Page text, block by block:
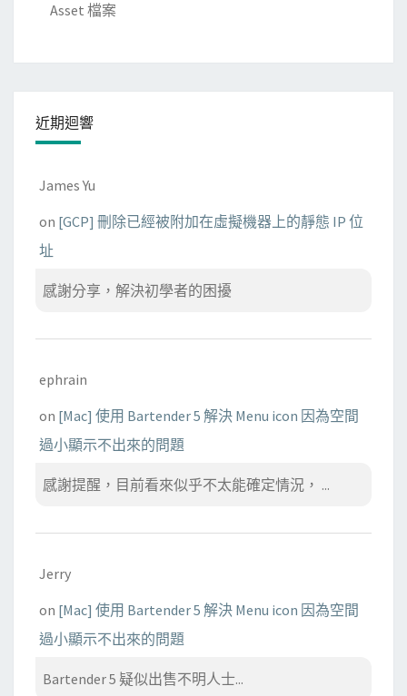
Asset 檔案
近期迴響
James Yu
on [GCP] 刪除已經被附加在虛擬機器上的靜態 IP 位
址
感謝分享，解決初學者的困擾
ephrain
on [Mac] 使用 Bartender 5 解決 Menu icon 因為空間
過小顯示不出來的問題
感謝提醒，目前看來似乎不太能確定情況， ...
Jerry
on [Mac] 使用 Bartender 5 解決 Menu icon 因為空間
過小顯示不出來的問題
Bartender 5 疑似出售不明人士...